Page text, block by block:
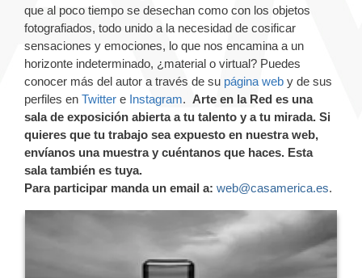
que al poco tiempo se desechan como con los objetos
fotografiados, todo unido a la necesidad de cosificar
sensaciones y emociones, lo que nos encamina a un
horizonte indeterminado, ¿material o virtual? Puedes
conocer más del autor a través de su página web y de sus
perfiles en Twitter e Instagram. Arte en la Red es una
sala de exposición abierta a tu talento y a tu mirada. Si
quieres que tu trabajo sea expuesto en nuestra web,
envíanos una muestra y cuéntanos que haces. Esta
sala también es tuya.
Para participar manda un email a: web@casamerica.es.